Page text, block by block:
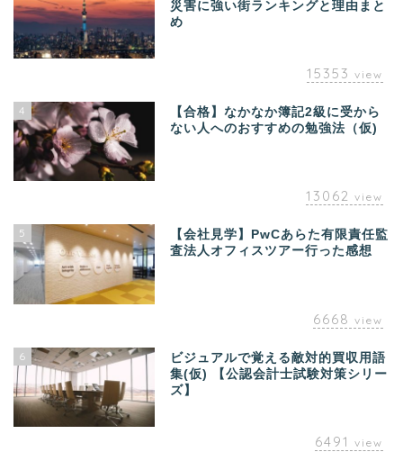
災害に強い街ランキングと理由まと
め
15353 view
4
【合格】なかなか簿記2級に受から
ない人へのおすすめの勉強法（仮)
13062 view
5
【会社見学】PwCあらた有限責任監
査法人オフィスツアー行った感想
6668 view
6
ビジュアルで覚える敵対的買収用語
集(仮) 【公認会計士試験対策シリー
ズ】
6491 view